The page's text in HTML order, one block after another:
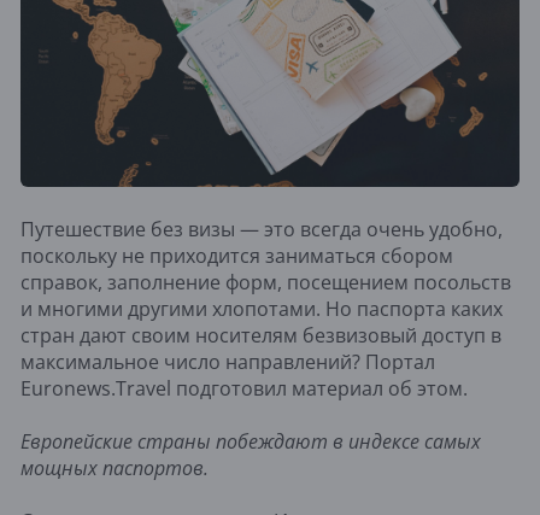
Путешествие без визы — это всегда очень удобно,
поскольку не приходится заниматься сбором
справок, заполнение форм, посещением посольств
и многими другими хлопотами. Но паспорта каких
стран дают своим носителям безвизовый доступ в
максимальное число направлений? Портал
Euronews.Travel подготовил материал об этом.
Европейские страны побеждают в индексе самых
мощных паспортов.